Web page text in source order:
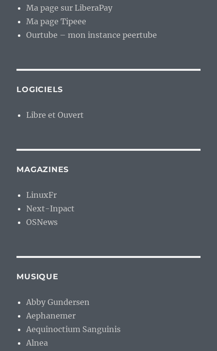
Ma page sur LiberaPay
Ma page Tipeee
Ourtube – mon instance peertube
LOGICIELS
Libre et Ouvert
MAGAZINES
LinuxFr
Next-Inpact
OSNews
MUSIQUE
Abby Gundersen
Aephanemer
Aequinoctium Sanguinis
Alnea